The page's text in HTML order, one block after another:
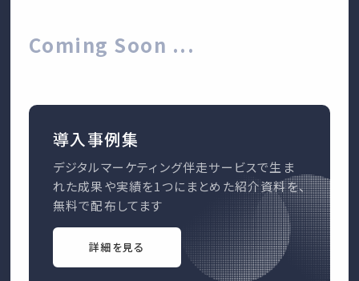
Coming Soon ...
導入事例集
デジタルマーケティング伴走サービスで生ま
れた成果や実績を1つにまとめた紹介資料を、
無料で配布してます
詳細を見る